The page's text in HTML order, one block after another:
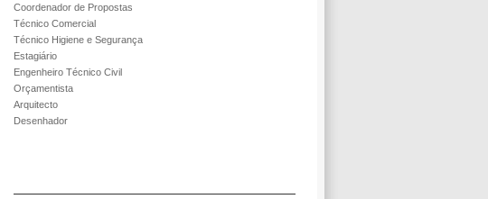
Coordenador de Propostas
Técnico Comercial
Técnico Higiene e Segurança
Estagiário
Engenheiro Técnico Civil
Orçamentista
Arquitecto
Desenhador